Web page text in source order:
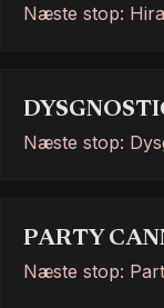
Næste stop:
Næste stop:
PARTY
Næste stop: